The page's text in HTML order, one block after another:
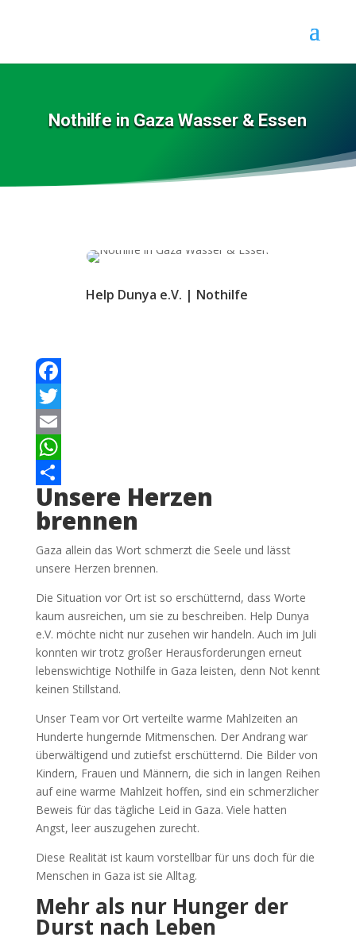
Nothilfe in Gaza Wasser & Essen
Help Dunya e.V. | Nothilfe
Facebook
Twitter
Email
WhatsApp
Teilen
Unsere Herzen
brennen
Gaza allein das Wort schmerzt die Seele und lässt
unsere Herzen brennen.
Die Situation vor Ort ist so erschütternd, dass Worte
kaum ausreichen, um sie zu beschreiben. Help Dunya
e.V. möchte nicht nur zusehen wir handeln. Auch im Juli
konnten wir trotz großer Herausforderungen erneut
lebenswichtige Nothilfe in Gaza leisten, denn Not kennt
keinen Stillstand.
Unser Team vor Ort verteilte warme Mahlzeiten an
Hunderte hungernde Mitmenschen. Der Andrang war
überwältigend und zutiefst erschütternd. Die Bilder von
Kindern, Frauen und Männern, die sich in langen Reihen
auf eine warme Mahlzeit hoffen, sind ein schmerzlicher
Beweis für das tägliche Leid in Gaza. Viele hatten
Angst, leer auszugehen zurecht.
Diese Realität ist kaum vorstellbar für uns doch für die
Menschen in Gaza ist sie Alltag.
Mehr als nur Hunger der
Durst nach Leben